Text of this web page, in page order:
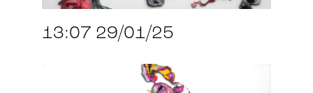
13:07 29/01/25